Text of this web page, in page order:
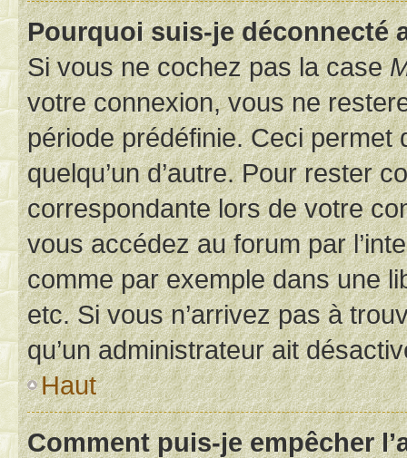
Pourquoi suis-je déconnecté
Si vous ne cochez pas la case
votre connexion, vous ne
période prédéfinie. Ceci permet
quelqu’un d’autre. Pour rester
correspondante lors de votre
vous accédez au forum par
comme par exemple dans une
etc. Si vous n’arrivez pas à
qu’un administrateur ait
Haut
Comment puis-je empêcher